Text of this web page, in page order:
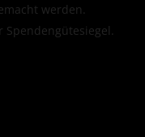
werden.
Spendengütesiegel